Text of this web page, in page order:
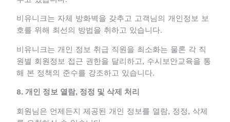
갖추고 있습니다.
보호를 위해 최선의 방법을 취하고 있습니다.
비유니크는 개인 정보 취급 직원을 최소화는 물론 각
을 통해 본 정책의 준수를 강조하고 있습니다.
8. 개인 정보 열람, 정정 및 삭제 처리